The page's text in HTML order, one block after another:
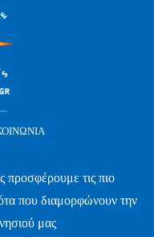
προσφέρουμε τις πιο
που διαμορφώνουν την
μας